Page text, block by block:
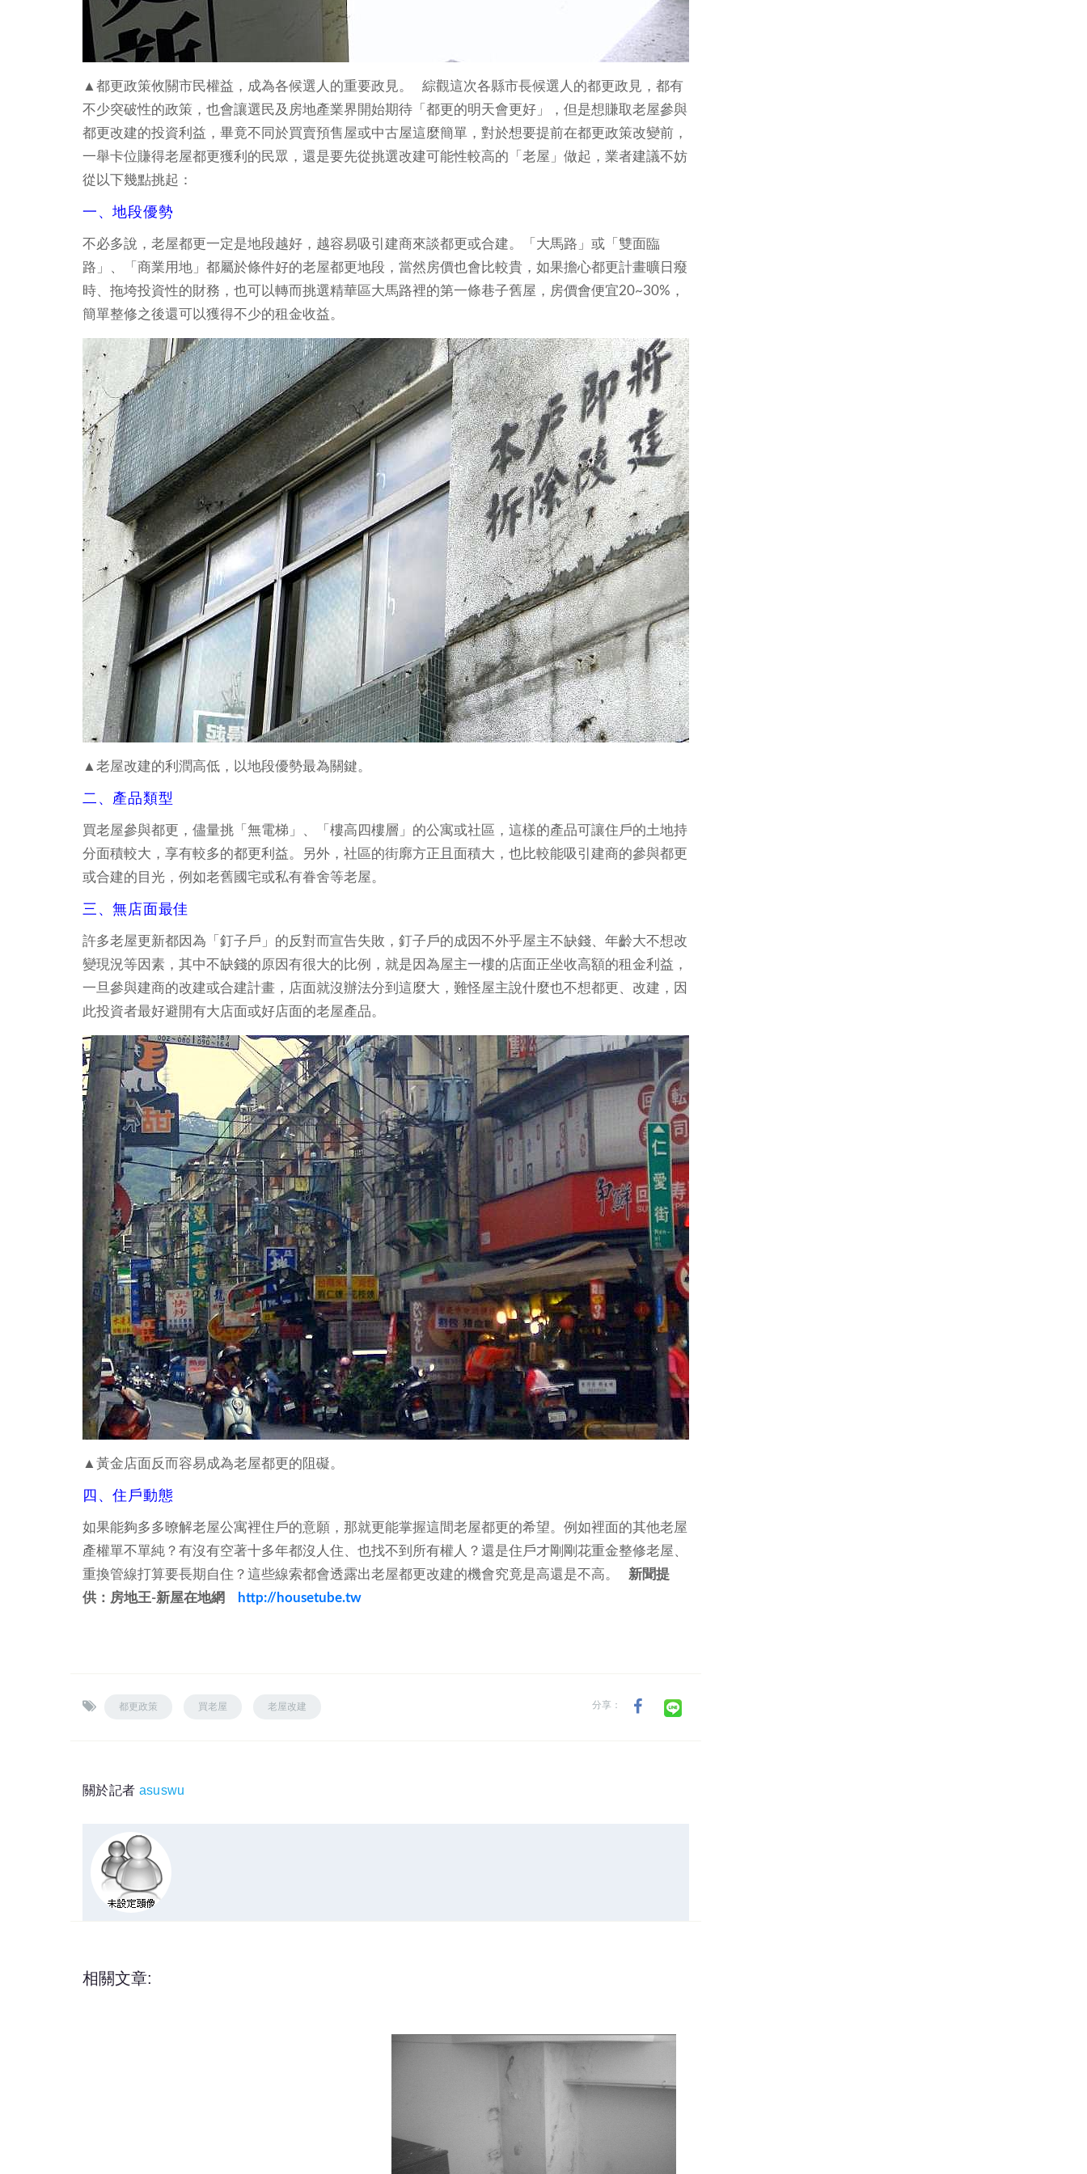
▲都更政策攸關市民權益，成為各候選人的重要政見。 綜觀這次各縣市長候選人的都更政見，都有
不少突破性的政策，也會讓選民及房地產業界開始期待「都更的明天會更好」，但是想賺取老屋參與
都更改建的投資利益，畢竟不同於買賣預售屋或中古屋這麼簡單，對於想要提前在都更政策改變前，
一舉卡位賺得老屋都更獲利的民眾，還是要先從挑選改建可能性較高的「老屋」做起，業者建議不妨
從以下幾點挑起：
一、地段優勢
不必多說，老屋都更一定是地段越好，越容易吸引建商來談都更或合建。「大馬路」或「雙面臨
路」、「商業用地」都屬於條件好的老屋都更地段，當然房價也會比較貴，如果擔心都更計畫曠日癈
時、拖垮投資性的財務，也可以轉而挑選精華區大馬路裡的第一條巷子舊屋，房價會便宜20~30%，
簡單整修之後還可以獲得不少的租金收益。
▲老屋改建的利潤高低，以地段優勢最為關鍵。
二、產品類型
買老屋參與都更，儘量挑「無電梯」、「樓高四樓層」的公寓或社區，這樣的產品可讓住戶的土地持
分面積較大，享有較多的都更利益。另外，社區的街廓方正且面積大，也比較能吸引建商的參與都更
或合建的目光，例如老舊國宅或私有眷舍等老屋。
三、無店面最佳
許多老屋更新都因為「釘子戶」的反對而宣告失敗，釘子戶的成因不外乎屋主不缺錢、年齡大不想改
變現況等因素，其中不缺錢的原因有很大的比例，就是因為屋主一樓的店面正坐收高額的租金利益，
一旦參與建商的改建或合建計畫，店面就沒辦法分到這麼大，難怪屋主說什麼也不想都更、改建，因
此投資者最好避開有大店面或好店面的老屋產品。
▲黃金店面反而容易成為老屋都更的阻礙。
四、住戶動態
如果能夠多多暸解老屋公寓裡住戶的意願，那就更能掌握這間老屋都更的希望。例如裡面的其他老屋
產權單不單純？有沒有空著十多年都沒人住、也找不到所有權人？還是住戶才剛剛花重金整修老屋、
重換管線打算要長期自住？這些線索都會透露出老屋都更改建的機會究竟是高還是不高。 新聞提
供：房地王-新屋在地網 http://housetube.tw
都更政策 買老屋 老屋改建 分享：
關於記者 asuswu
相關文章: